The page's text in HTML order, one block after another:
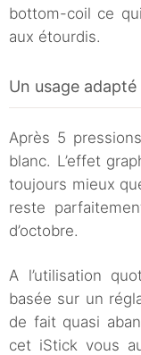
bottom-coil ce
aux étourdis.
Un usage
Après 5
blanc. L’effet
toujours mieux
reste
d’octobre.
A l’utilisation
basée sur un
de fait quasi
cet iStick vous